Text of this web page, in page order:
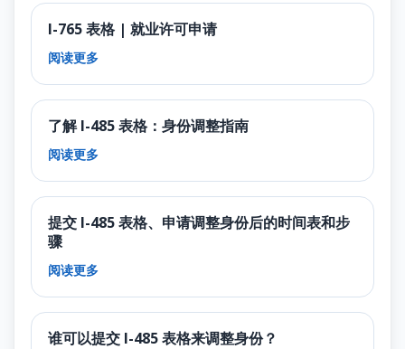
I-765 表格 | 就业许可申请
阅读更多
了解 I-485 表格：身份调整指南
阅读更多
提交 I-485 表格、申请调整身份后的时间表和步
骤
阅读更多
谁可以提交 I-485 表格来调整身份？